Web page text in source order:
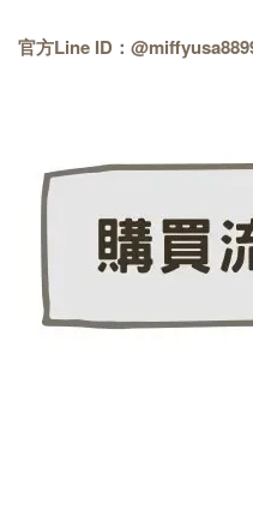
官方Line ID：